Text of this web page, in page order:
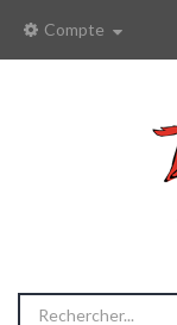
Compte